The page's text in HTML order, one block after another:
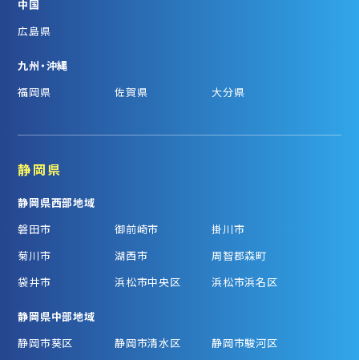
中国
広島県
九州・沖縄
福岡県
佐賀県 大分県
静岡県
静岡県西部地域
磐田市
御前崎市
掛川市
菊川市
湖西市
周智郡森町
袋井市
浜松市中央区 浜松市浜名区
静岡県中部地域
静岡市葵区
静岡市清水区
静岡市駿河区